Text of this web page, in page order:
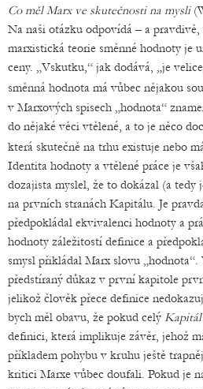
Co měl Marx ve skutečnosti na mysli
Na naši otázku odpovídá – a
marxistická teorie směnné hodnoty je
ceny. „Vskutku,“ jak dodává, „je
směnná hodnota má vůbec nějakou
v Marxových spisech „hodnota“
do nějaké věci vtělené, a to je něco
která skutečně na trhu existuje nebo
Identita hodnoty a vtělené práce je
dozajista myslel, že to dokázal (a tedy
na prvních stranách Kapitálu. Je
předpokládal ekvivalenci hodnoty a
hodnoty záležitostí definice a
smysl přikládal Marx slovu
předstíraný důkaz v první kapitole
jelikož člověk přece definice
bych měl obavu, že pokud celý Kapitál
definici, která implikuje závěr, jehož
příkladem pohybu v kruhu ještě
kritici Marxe vůbec doufali. Pokud je